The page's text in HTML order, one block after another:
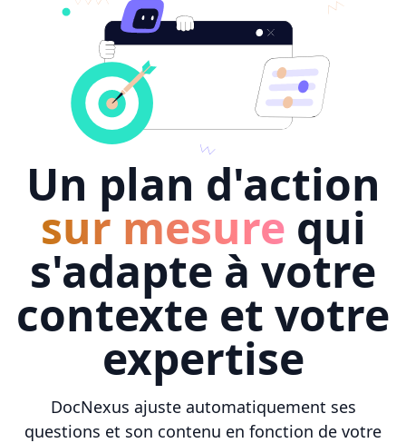
Un plan d'action
sur mesure qui
s'adapte à votre
contexte et votre
expertise
DocNexus ajuste automatiquement ses
questions et son contenu en fonction de votre